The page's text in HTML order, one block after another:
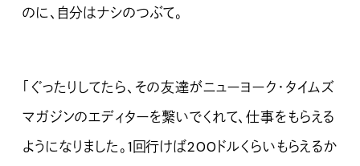
のに、自分はナシのつぶて。
「ぐったりしてたら、その友達がニューヨーク・タイムズ
マガジンのエディターを繋いでくれて、仕事をもらえる
ようになりました。1回行けば200ドルくらいもらえるか